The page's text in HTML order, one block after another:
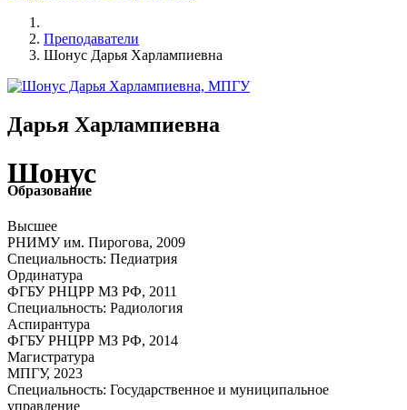
Преподаватели
Шонус Дарья Харлампиевна
Дарья Харлампиевна
Шонус
Образование
Высшее
РНИМУ им. Пирогова, 2009
Специальность: Педиатрия
Ординатура
ФГБУ РНЦРР МЗ РФ, 2011
Специальность: Радиология
Аспирантура
ФГБУ РНЦРР МЗ РФ, 2014
Магистратура
МПГУ, 2023
Специальность: Государственное и муниципальное
управление